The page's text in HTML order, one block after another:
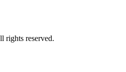
rights reserved.